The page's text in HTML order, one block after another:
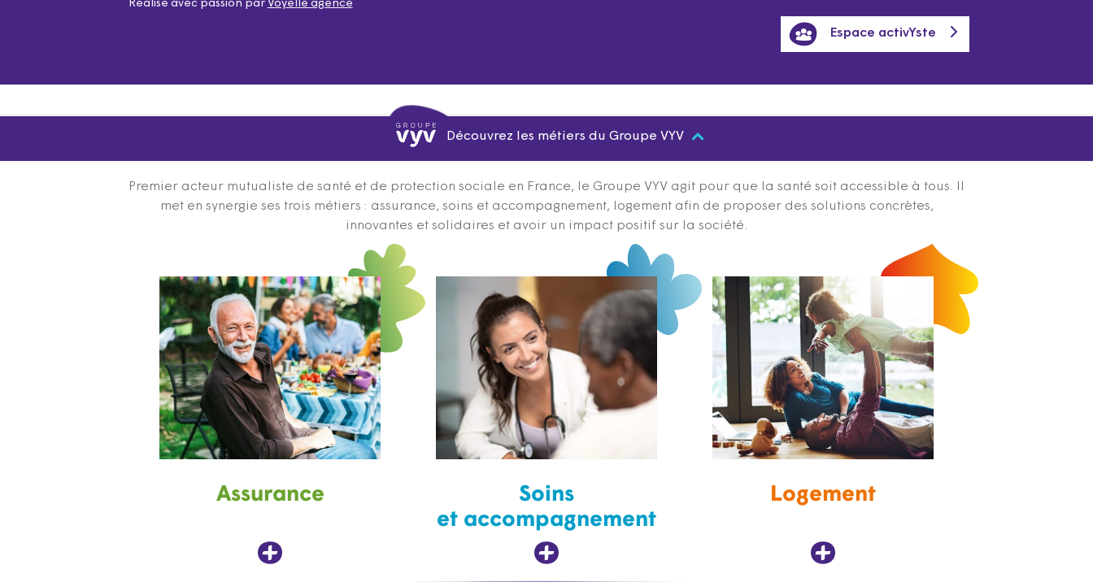
Réalisé avec passion par Voyelle agence
Espace activYste
Découvrez les métiers du Groupe VYV
Premier acteur mutualiste de santé et de protection sociale en France, le Groupe VYV agit pour que la santé soit accessible à tous. Il
met en synergie ses trois métiers : assurance, soins et accompagnement, logement afin de proposer des solutions concrètes,
innovantes et solidaires et avoir un impact positif sur la société.
Assurance
Soins
et accompagnement
Logement